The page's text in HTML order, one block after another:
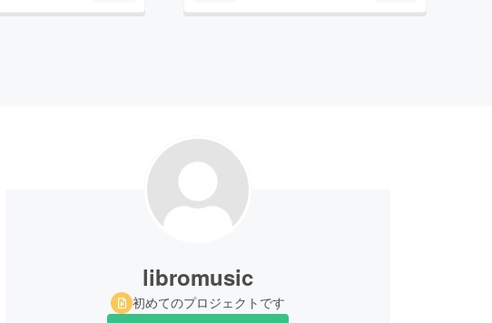
libromusic
初めてのプロジェクトです